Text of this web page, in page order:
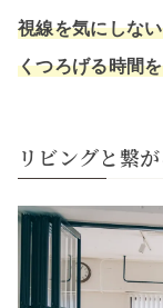
視線を気にしな
くつろげる時間
リビングと繋